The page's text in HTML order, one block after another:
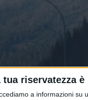
riservatezza
a informazioni su
per la